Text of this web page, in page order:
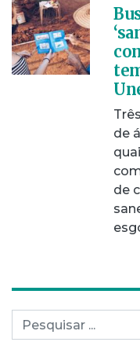
de
de
Pesquisar por: